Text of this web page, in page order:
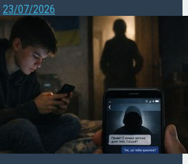
23/07/2026